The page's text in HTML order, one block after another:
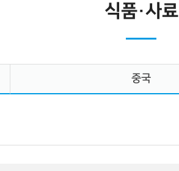
식품·사료
중국